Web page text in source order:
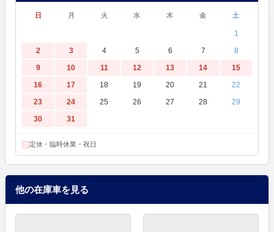
日 月 火 水 木 金 土
1
2
3 4 5 6 7
8
9
10 11 12 13 14
15
16
17 18 19 20 21
22
23
24 25 26 27 28
29
30
31
定休・臨時休業・祝日
他の在庫車を見る